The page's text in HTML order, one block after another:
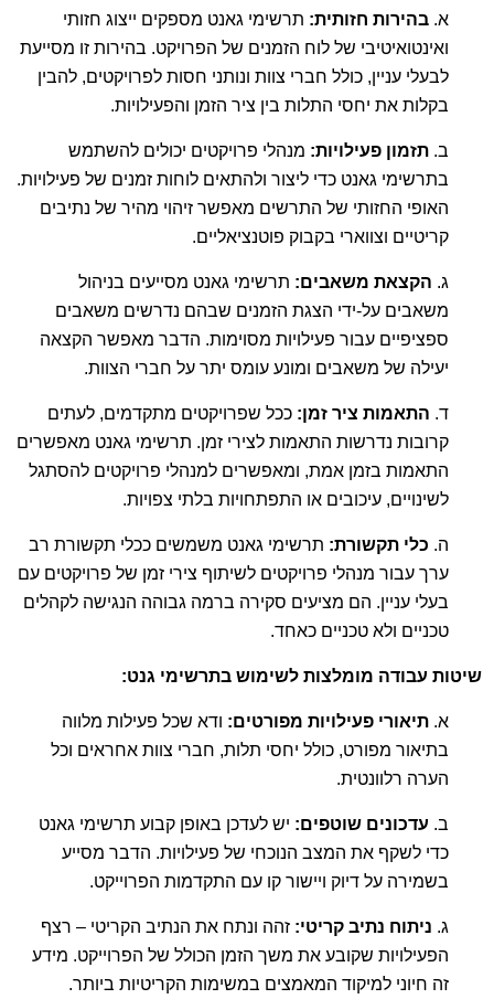
א.בהירות חזותית: תרשימי גאנט מספקים ייצוג חזותי
ואינטואיטיבי של לוח הזמנים של הפרויקט. בהירות זו מסייעת
לבעלי עניין, כולל חברי צוות ונותני חסות לפרויקטים, להבין
בקלות את יחסי התלות בין ציר הזמן והפעילויות.
ב.תזמון פעילויות: מנהלי פרויקטים יכולים להשתמש
בתרשימי גאנט כדי ליצור ולהתאים לוחות זמנים של פעילויות.
האופי החזותי של התרשים מאפשר זיהוי מהיר של נתיבים
קריטיים וצווארי בקבוק פוטנציאליים.
ג. הקצאת משאבים: תרשימי גאנט מסייעים בניהול
משאבים על-ידי הצגת הזמנים שבהם נדרשים משאבים
ספציפיים עבור פעילויות מסוימות. הדבר מאפשר הקצאה
יעילה של משאבים ומונע עומס יתר על חברי הצוות.
ד. התאמות ציר זמן: ככל שפרויקטים מתקדמים, לעתים
קרובות נדרשות התאמות לצירי זמן. תרשימי גאנט מאפשרים
התאמות בזמן אמת, ומאפשרים למנהלי פרויקטים להסתגל
לשינויים, עיכובים או התפתחויות בלתי צפויות.
ה. כלי תקשורת: תרשימי גאנט משמשים ככלי תקשורת רב
ערך עבור מנהלי פרויקטים לשיתוף צירי זמן של פרויקטים עם
בעלי עניין. הם מציעים סקירה ברמה גבוהה הנגישה לקהלים
טכניים ולא טכניים כאחד.
שיטות עבודה מומלצות לשימוש בתרשימי גנט:
א.תיאורי פעילויות מפורטים: ודא שכל פעילות מלווה
בתיאור מפורט, כולל יחסי תלות, חברי צוות אחראים וכל
הערה רלוונטית.
ב. עדכונים שוטפים: יש לעדכן באופן קבוע תרשימי גאנט
כדי לשקף את המצב הנוכחי של פעילויות. הדבר מסייע
בשמירה על דיוק ויישור קו עם התקדמות הפרוייקט.
ג. ניתוח נתיב קריטי: זהה ונתח את הנתיב הקריטי – רצף
הפעילויות שקובע את משך הזמן הכולל של הפרוייקט. מידע
זה חיוני למיקוד המאמצים במשימות הקריטיות ביותר.